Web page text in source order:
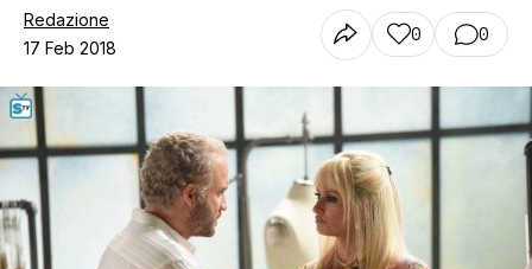
Chi siamo
Contatti
Redazione
17 Feb 2018
0 0